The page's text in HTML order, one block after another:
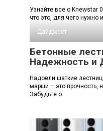
Узнайте все о Knewstar
что это, для чего нужно и
Дайджест
Бетонные
Надежность и
Надоели шаткие
марши – это прочность,
Забудьте о